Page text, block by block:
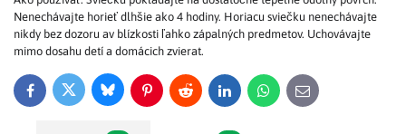
Nenechávajte horieť dlhšie ako 4 hodiny. Horiacu sviečku nenechávajte
nikdy bez dozoru av blízkosti ľahko zápalných predmetov. Uchovávajte
mimo dosahu detí a domácich zvierat.
FacebookTwitter BlueskyPinterestReddit LinkedInWhatsApp
E-
mail